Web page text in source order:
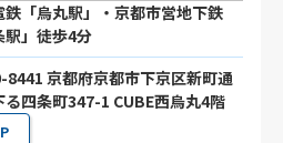
鉄「烏丸駅」・京都市営地下鉄
駅」徒歩4分
8441 京都府京都市下京区新町通
る四条町347-1 CUBE西烏丸4階